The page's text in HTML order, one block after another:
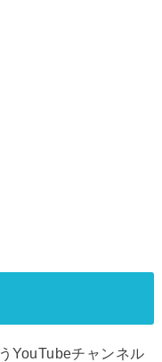
YouTubeチャンネル